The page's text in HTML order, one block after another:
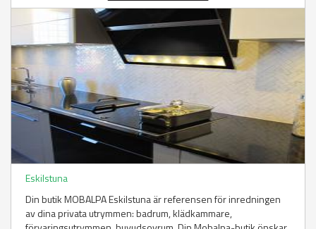
Eskilstuna
Din butik MOBALPA Eskilstuna är referensen för inredningen
av dina privata utrymmen: badrum, klädkammare,